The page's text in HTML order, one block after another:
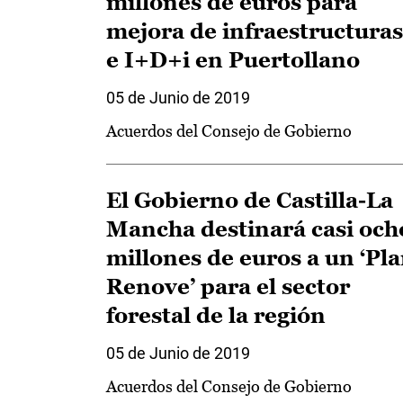
mejora de infraestructuras
e I+D+i en Puertollano
05 de Junio de 2019
Acuerdos del Consejo de Gobierno
El Gobierno de Castilla-La
Mancha destinará casi
millones de euros a un
Renove’ para el sector
forestal de la región
05 de Junio de 2019
Acuerdos del Consejo de Gobierno